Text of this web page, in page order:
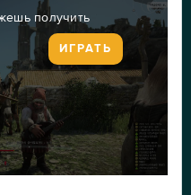
получить
ИГРАТЬ